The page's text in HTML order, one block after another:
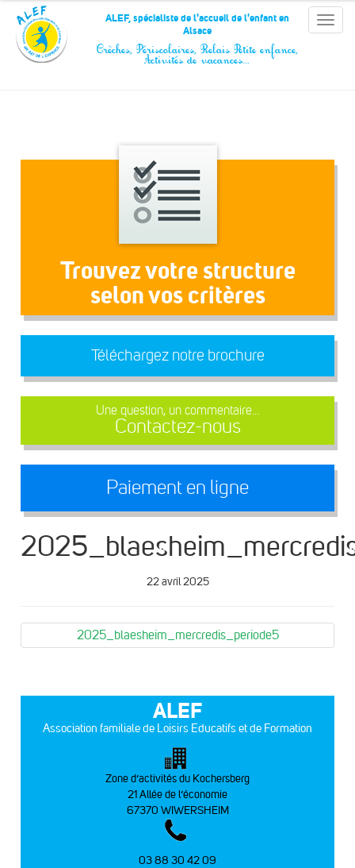
Panneau de gestion des cookies
Toggle
ALEF, spécialiste de l'accueil de l'enfant en
Alsace
Crèches, Périscolaires, Relais Petite enfance,
Activités de vacances…
Trouvez votre structure
selon vos critères
Téléchargez notre brochure
Une question, un commentaire...
Contactez-nous
Paiement en ligne
22 avril 2025
2025_blaesheim_mercredis_periode5
ALEF
Association familiale de Loisirs Educatifs et de Formation
Zone d’activités du Kochersberg
21 Allée de l’économie
67370 WIWERSHEIM
03 88 30 42 09